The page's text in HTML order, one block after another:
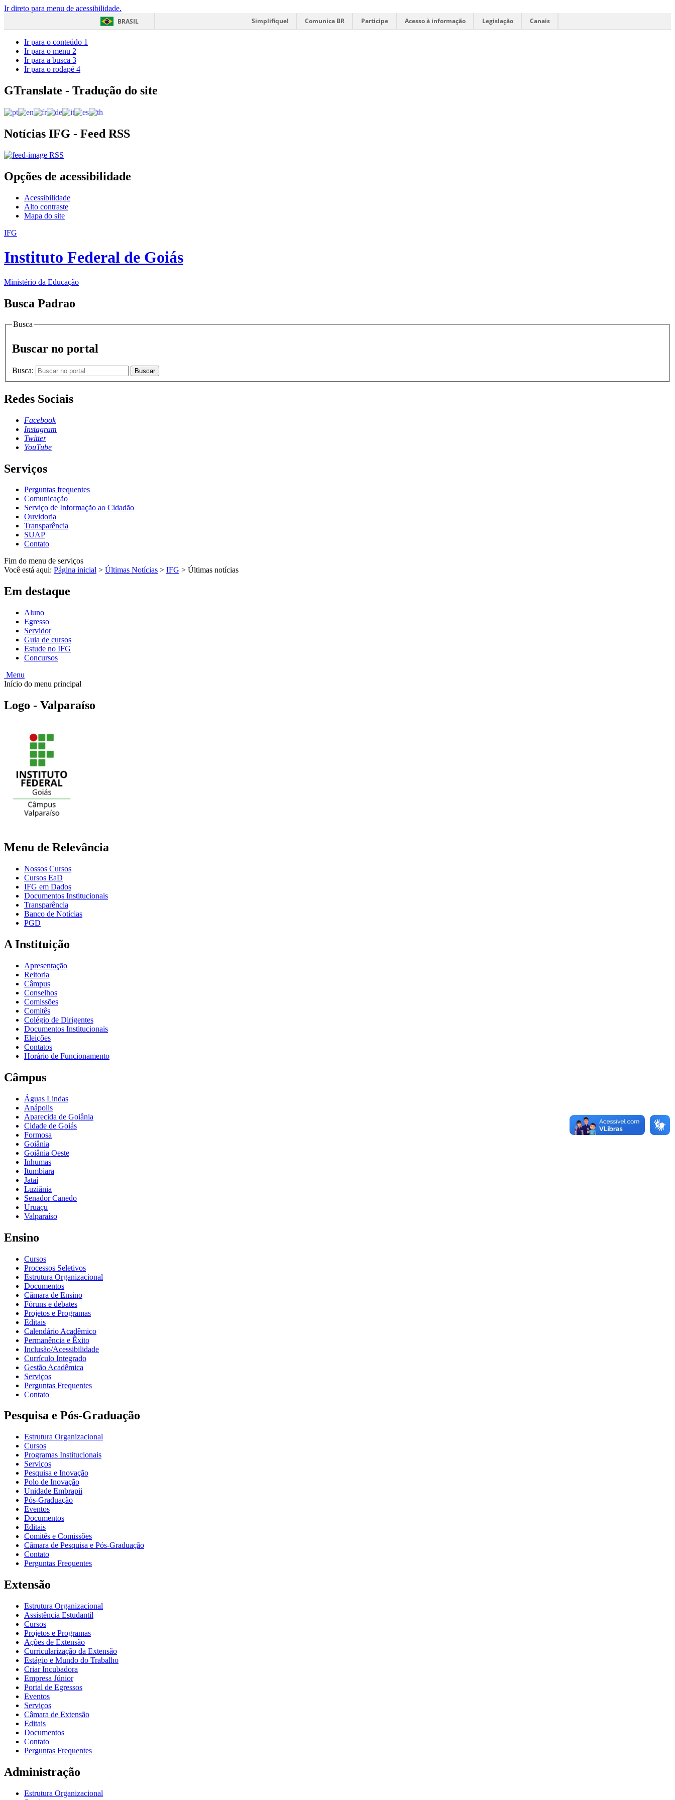
Ir direto para menu de acessibilidade.
BRASIL
Simplifique! Comunica BR Participe Acesso à informação Legislação Canais
Ir para o conteúdo 1
Ir para o menu 2
Ir para a busca 3
Ir para o rodapé 4
GTranslate - Tradução do site
Notícias IFG - Feed RSS
RSS
Opções de acessibilidade
Acessibilidade
Alto contraste
Mapa do site
IFG
Instituto Federal de Goiás
Ministério da Educação
Busca Padrao
Busca
Buscar no portal
Busca: Buscar
Redes Sociais
Facebook
Instagram
Twitter
YouTube
Serviços
Perguntas frequentes
Comunicação
Serviço de Informação ao Cidadão
Ouvidoria
Transparência
SUAP
Contato
Fim do menu de serviços
Você está aqui: Página inicial > Últimas Notícias > IFG > Últimas notícias
Em destaque
Aluno
Egresso
Servidor
Guia de cursos
Estude no IFG
Concursos
Menu
Início do menu principal
Logo - Valparaíso
Menu de Relevância
Nossos Cursos
Cursos EaD
IFG em Dados
Documentos Institucionais
Transparência
Banco de Notícias
PGD
A Instituição
Apresentação
Reitoria
Câmpus
Conselhos
Comissões
Comitês
Colégio de Dirigentes
Documentos Institucionais
Eleições
Contatos
Horário de Funcionamento
Câmpus
Águas Lindas
Anápolis
Aparecida de Goiânia
Cidade de Goiás
Formosa
Goiânia
Goiânia Oeste
Inhumas
Itumbiara
Jataí
Luziânia
Senador Canedo
Uruaçu
Valparaíso
Ensino
Cursos
Processos Seletivos
Estrutura Organizacional
Documentos
Câmara de Ensino
Fóruns e debates
Projetos e Programas
Editais
Calendário Acadêmico
Permanência e Êxito
Inclusão/Acessibilidade
Currículo Integrado
Gestão Acadêmica
Serviços
Perguntas Frequentes
Contato
Pesquisa e Pós-Graduação
Estrutura Organizacional
Cursos
Programas Institucionais
Serviços
Pesquisa e Inovação
Polo de Inovação
Unidade Embrapii
Pós-Graduação
Eventos
Documentos
Editais
Comitês e Comissões
Câmara de Pesquisa e Pós-Graduação
Contato
Perguntas Frequentes
Extensão
Estrutura Organizacional
Assistência Estudantil
Cursos
Projetos e Programas
Ações de Extensão
Curricularização da Extensão
Estágio e Mundo do Trabalho
Criar Incubadora
Empresa Júnior
Portal de Egressos
Eventos
Serviços
Câmara de Extensão
Editais
Documentos
Contato
Perguntas Frequentes
Administração
Estrutura Organizacional